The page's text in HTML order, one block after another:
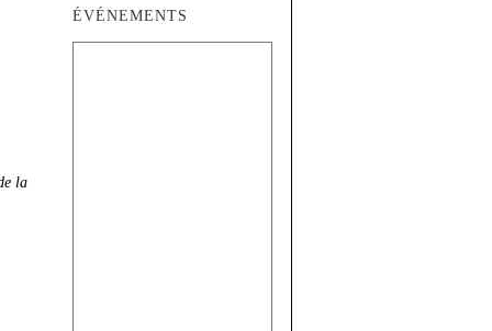
la
ÉVÉNEMENTS